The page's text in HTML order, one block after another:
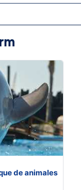
de animales